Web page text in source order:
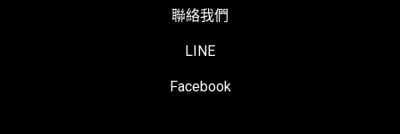
聯絡我們
LINE
Facebook